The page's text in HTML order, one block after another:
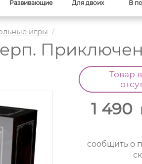
Развивающие Для двоих В
Для взрослых
игры /
Товар
1 490
сообщить о